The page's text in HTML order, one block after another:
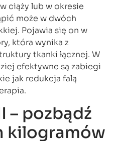
ciąży lub w okresie
może w dwóch
Pojawia się on w
która wynika z
tkanki łącznej. W
efektywne są zabiegi
jak redukcja falą
– pozbądź
kilogramów